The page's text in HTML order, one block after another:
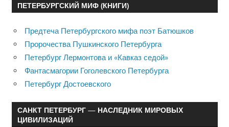
ПЕТЕРБУРГСКИЙ МИФ (КНИГИ)
Предтеча Петербургского мифа поэт Батюшков
Пророчества Пушкинского Петербурга
Петербург Лермонтова и «Кавказ седой»
Фантасмагории Гоголевского Петербурга
Петербург Достоевского
САНКТ ПЕТЕРБУРГ — НАСЛЕДНИК МИРОВЫХ
ЦИВИЛИЗАЦИЙ